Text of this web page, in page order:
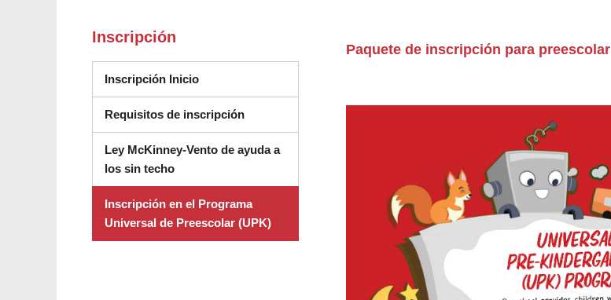
Paquete de inscripción para preescolar
Inscripción
Inscripción Inicio
Requisitos de inscripción
Ley McKinney-Vento de ayuda a
los sin techo
Inscripción en el Programa
Universal de Preescolar (UPK)